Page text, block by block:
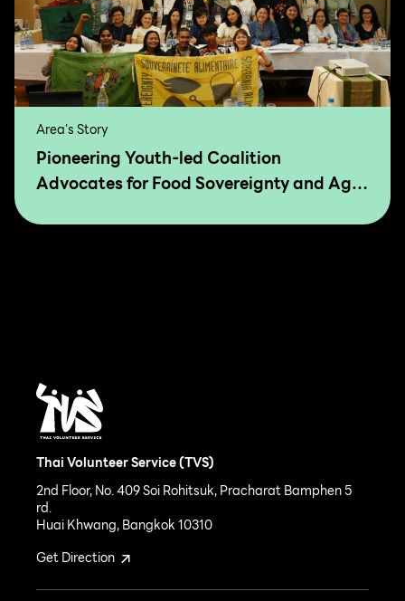
Area's Story
Pioneering Youth-led Coalition
Advocates for Food Sovereignty and Agro
Thai Volunteer Service (TVS)
2nd Floor, No. 409 Soi Rohitsuk, Pracharat Bamphen 5
rd.
Huai Khwang, Bangkok 10310
Get Direction